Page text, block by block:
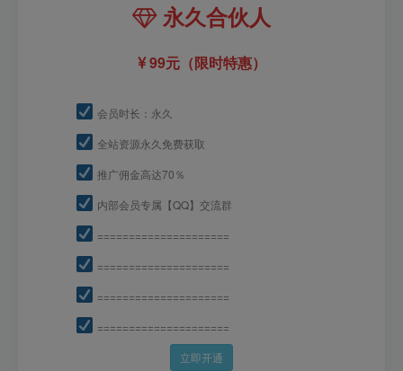
永久合伙人
99元（限时特惠）
会员时长：永久
全站资源永久免费获取
推广佣金高达70％
内部会员专属【QQ】交流群
=====================
=====================
=====================
=====================
立即开通